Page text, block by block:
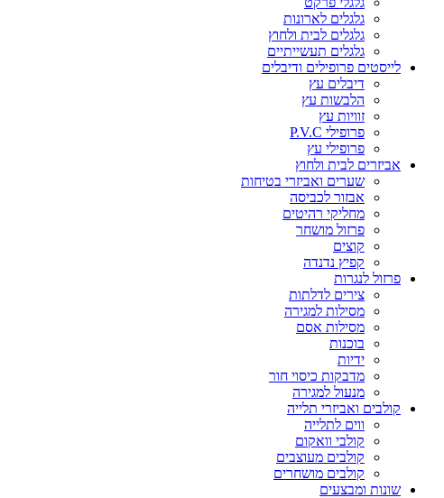
גלגלים לארונות
גלגלים לבית ולחוץ
גלגלים תעשייתיים
לייסטים פרופילים ודיבלים
דיבלים עץ
הלבשות עץ
זוויות עץ
פרופילי P.V.C
פרופילי עץ
אביזרים לבית ולחוץ
שערים ואביזרי בטיחות
אבזור לכביסה
מחליקי רהיטים
פרזול מושחר
קוצים
קפיץ נדנדה
פרזול לנגרות
צירים לדלתות
מסילות למגירה
מסילות אסם
בוכנות
ידיות
מדבקות כיסוי חור
מנעול למגירה
קולבים ואביזרי תלייה
ווים לתלייה
קולבי וואקום
קולבים מעוצבים
קולבים מושחרים
שונות ומבצעים